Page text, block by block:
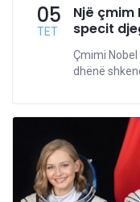
05
TET
Një
specit
Çmimi
dhënë